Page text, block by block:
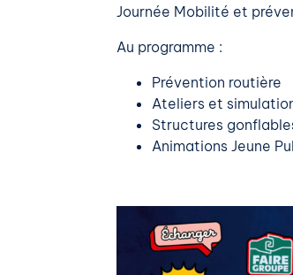
Journée Mobilité et
Au programme :
Prévention routière
Ateliers et
Structures
Animations Jeune